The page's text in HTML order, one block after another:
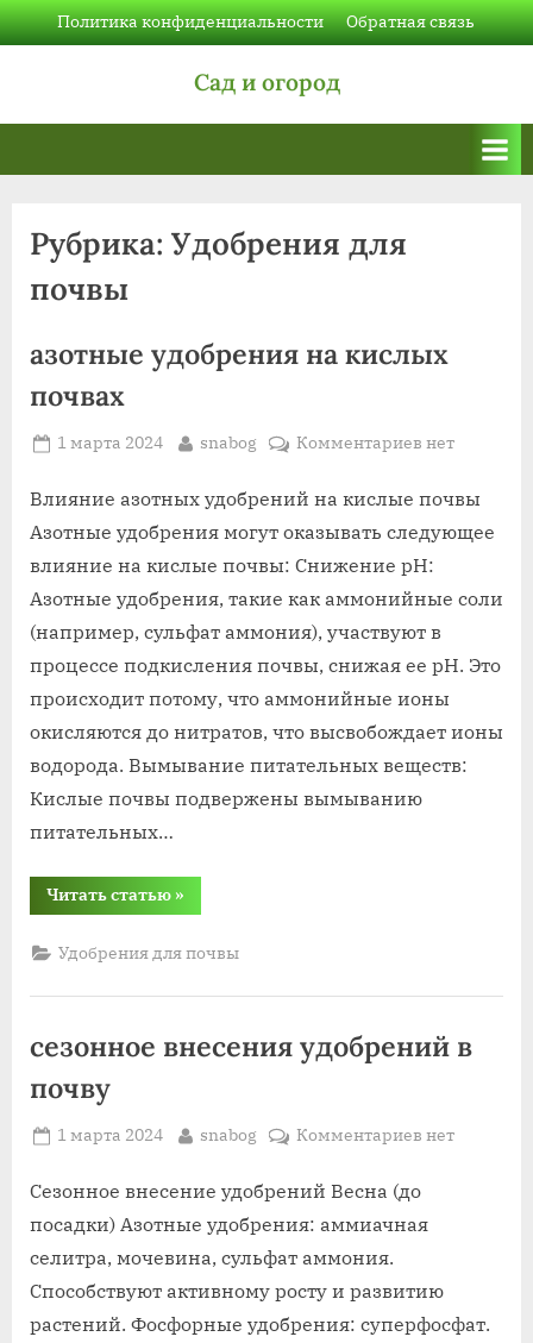
Skip
to
Политика конфиденциальности Обратная связь
Сад и огород
Рубрика: Удобрения для
почвы
азотные удобрения на кислых
почвах
Posted
1 марта 2024 By
snabog Комментариевк
азотные
кислых
почвах
нет
Влияние азотных удобрений на кислые почвы
Азотные удобрения могут оказывать следующее
влияние на кислые почвы: Снижение pH:
Азотные удобрения, такие как аммонийные соли
(например, сульфат аммония), участвуют в
процессе подкисления почвы, снижая ее pH. Это
происходит потому, что аммонийные ионы
окисляются до нитратов, что высвобождает ионы
водорода. Вымывание питательных веществ:
Кислые почвы подвержены вымыванию
питательных…
Читать статью“азотные
почвах”
»
Удобрения для почвы
сезонное внесения удобрений в
почву
Posted
1 марта 2024 By
snabog Комментариевк
сезонное
почву
нет
Сезонное внесение удобрений Весна (до
посадки) Азотные удобрения: аммиачная
селитра, мочевина, сульфат аммония.
Способствуют активному росту и развитию
растений. Фосфорные удобрения: суперфосфат.